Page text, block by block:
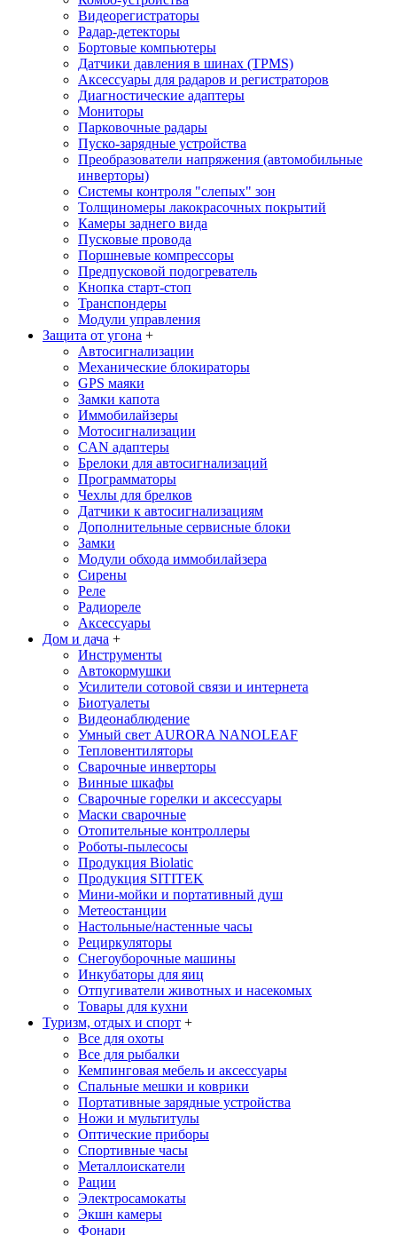
Видеорегистраторы
Радар-детекторы
Бортовые компьютеры
Датчики давления в шинах (TPMS)
Аксессуары для радаров и регистраторов
Диагностические адаптеры
Мониторы
Парковочные радары
Пуско-зарядные устройства
Преобразователи напряжения (автомобильные
инверторы)
Системы контроля "слепых" зон
Толщиномеры лакокрасочных покрытий
Камеры заднего вида
Пусковые провода
Поршневые компрессоры
Предпусковой подогреватель
Кнопка старт-стоп
Транспондеры
Модули управления
Защита от угона +
Автосигнализации
Механические блoкираторы
GPS маяки
Замки капота
Иммобилайзеры
Мотосигнализации
CAN адаптеры
Брелоки для автосигнализаций
Программаторы
Чехлы для брелков
Датчики к автосигнализациям
Дополнительные сервисные блоки
Замки
Модули обхода иммобилайзера
Сирены
Реле
Радиореле
Аксессуары
Дом и дача +
Инструменты
Автокормушки
Усилители сотовой связи и интернета
Биотуалеты
Видеонаблюдение
Умный свет AURORA NANOLEAF
Тепловентиляторы
Сварочные инверторы
Винные шкафы
Сварочные горелки и аксессуары
Маски сварочные
Отопительные контроллеры
Роботы-пылесосы
Продукция Biolatic
Продукция SITITEK
Мини-мойки и портативный душ
Метеостанции
Настольные/настенные часы
Рециркуляторы
Снегоуборочные машины
Инкубаторы для яиц
Отпугиватели животных и насекомых
Товары для кухни
Туризм, отдых и спорт +
Все для охоты
Все для рыбалки
Кемпинговая мебель и аксессуары
Спальные мешки и коврики
Портативные зарядные устройства
Ножи и мультитулы
Оптические приборы
Спортивные часы
Металлоискатели
Рации
Электросамокаты
Экшн камеры
Фонари